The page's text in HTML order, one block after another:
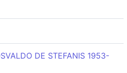
DE STEFANIS 1953-